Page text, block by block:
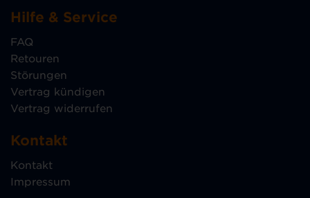
Hilfe & Service
FAQ
Retouren
Störungen
Vertrag kündigen
Vertrag widerrufen
Kontakt
Kontakt
Impressum